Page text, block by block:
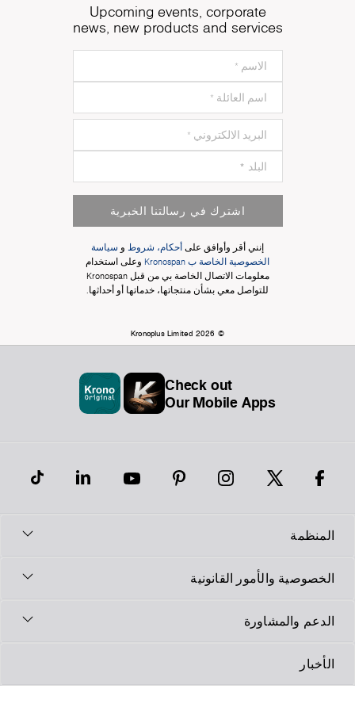
Upcoming events, corporate
news, new products and services
اشترك في رسالتنا الخبرية
إنني أقر وأوافق علىأحكام، شروطو سياسة
الخصوصية الخاصة ب Kronospan
وعلى استخدام
معلومات الاتصال الخاصة بي من قبل Kronospan
للتواصل معي بشأن منتجاتها، خدماتها أو أحداثها.
Check out
Our Mobile Apps
والأمور القانونية
والمشاورة